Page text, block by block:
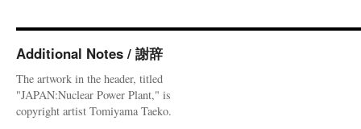
Additional Notes / 謝辞
The artwork in the header, titled
"JAPAN:Nuclear Power Plant," is
copyright artist Tomiyama Taeko.